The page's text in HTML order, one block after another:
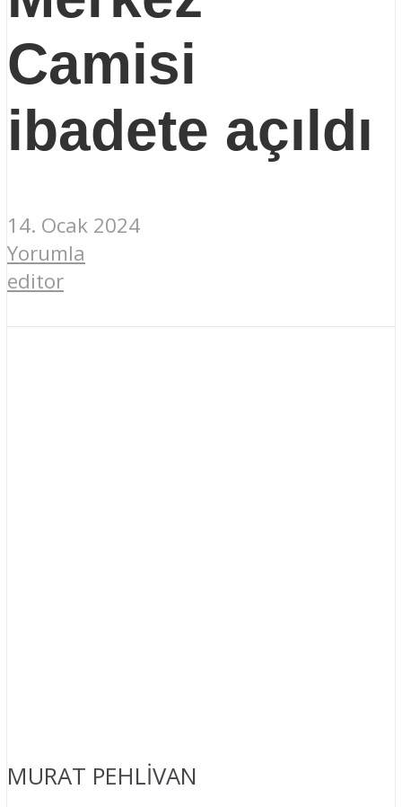
Camisi
ibadete açıldı
14. Ocak 2024
Yorumla
editor
MURAT PEHLİVAN